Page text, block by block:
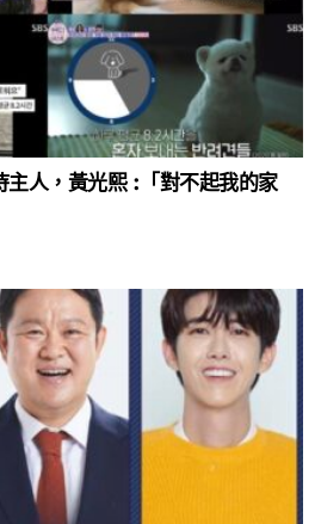
主人，黃光熙 :「對不起我的家